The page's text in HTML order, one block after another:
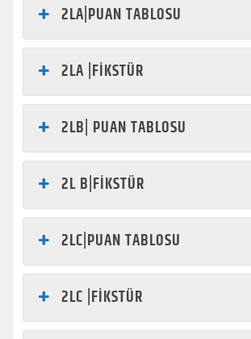
2LA|PUAN TABLOSU
2LA |FİKSTÜR
2LB| PUAN TABLOSU
2L B|FİKSTÜR
2LC|PUAN TABLOSU
2LC |FİKSTÜR